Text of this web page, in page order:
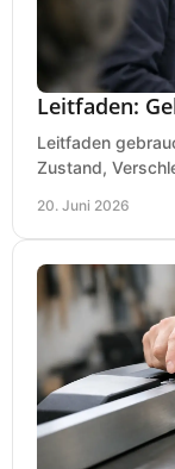
Leitfaden:
Leitfaden
Zustand,
20. Juni 2026